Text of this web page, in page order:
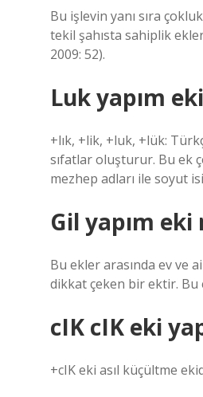
Bu işlevin yanı sıra
tekil şahısta sahiplik
2009: 52).
Luk yapım
+lık, +lik, +luk, +lük:
sıfatlar oluşturur. Bu ek
mezhep adları ile soyut
Gil yapım eki
Bu ekler arasında ev ve
dikkat çeken bir ektir. Bu
cIK cIK eki
+cIK eki asıl küçültme